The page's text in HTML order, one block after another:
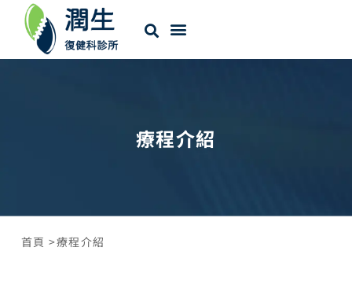
療程介紹
首頁 >療程介紹